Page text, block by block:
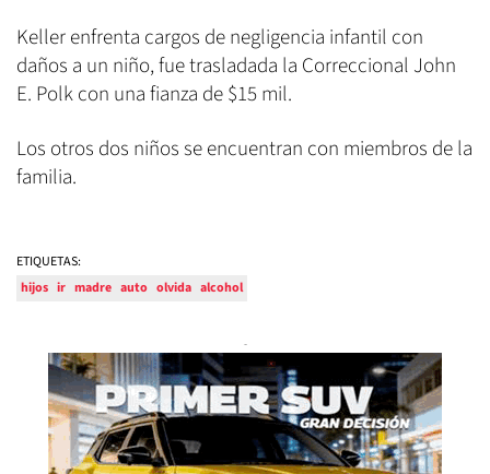
Keller enfrenta cargos de negligencia infantil con
daños a un niño, fue trasladada la Correccional John
E. Polk con una fianza de $15 mil.
Los otros dos niños se encuentran con miembros de la
familia.
ETIQUETAS:
hijos ir madre auto olvida alcohol